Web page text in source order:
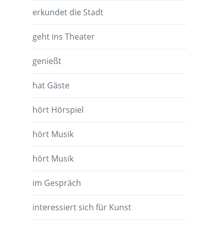
erkundet die Stadt
geht ins Theater
genießt
hat Gäste
hört Hörspiel
hört Musik
hört Musik
im Gespräch
interessiert sich für Kunst